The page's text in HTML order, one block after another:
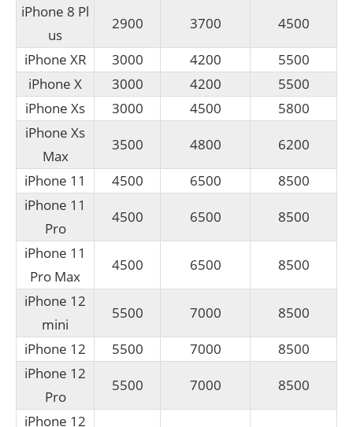
iPhone 8 Pl
us
2900 3700
4500
iPhone XR
3000 4200
5500
iPhone X
3000 4200
5500
iPhone Xs
3000 4500
5800
iPhone Xs
Max
3500 4800
6200
iPhone 11
4500 6500
8500
iPhone 11
Pro
4500 6500
8500
iPhone 11
Pro Max
4500 6500
8500
iPhone 12
mini
5500 7000
8500
iPhone 12
5500 7000
8500
iPhone 12
Pro
5500 7000
8500
iPhone 12